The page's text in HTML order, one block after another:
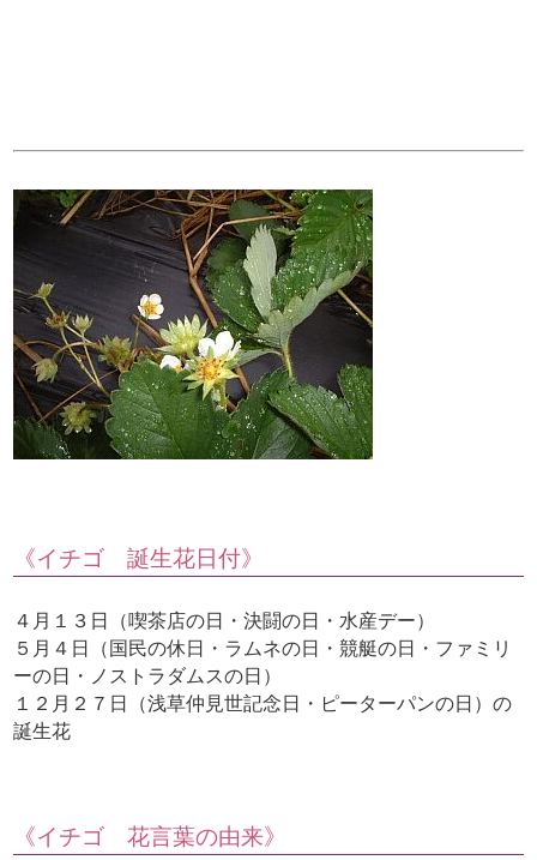
《イチゴ 誕生花日付》
４月１３日（喫茶店の日・決闘の日・水産デー）
５月４日（国民の休日・ラムネの日・競艇の日・ファミリ
ーの日・ノストラダムスの日）
１２月２７日（浅草仲見世記念日・ピーターパンの日）の
誕生花
《イチゴ 花言葉の由来》